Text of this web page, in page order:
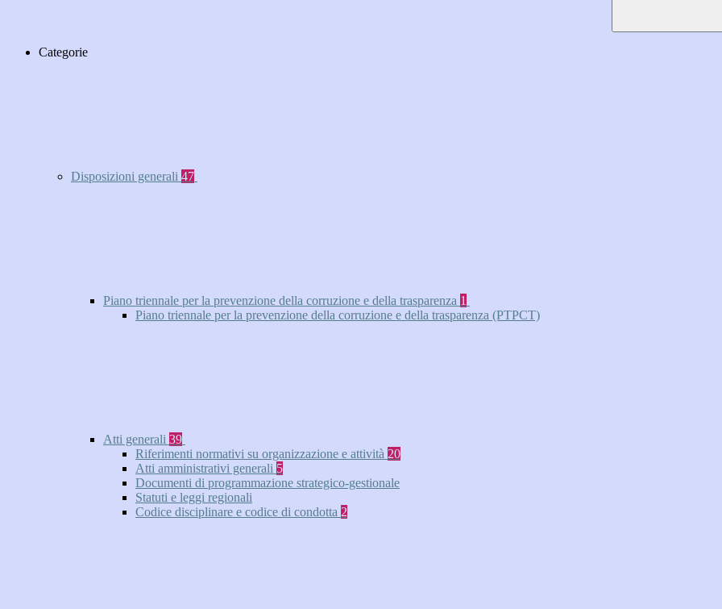
Categorie
Disposizioni generali 47
Piano triennale per la prevenzione della corruzione e della trasparenza 1
Piano triennale per la prevenzione della corruzione e della trasparenza (PTPCT)
Atti generali 39
Riferimenti normativi su organizzazione e attività 20
Atti amministrativi generali 5
Documenti di programmazione strategico-gestionale
Statuti e leggi regionali
Codice disciplinare e codice di condotta 2